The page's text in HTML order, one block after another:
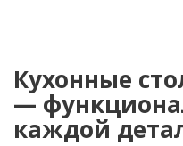
Кухонные
—
каждой